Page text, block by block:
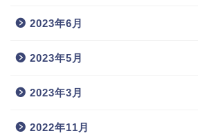
2023年6月
2023年5月
2023年3月
2022年11月